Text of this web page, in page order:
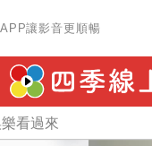
讓影音更順暢
看過來